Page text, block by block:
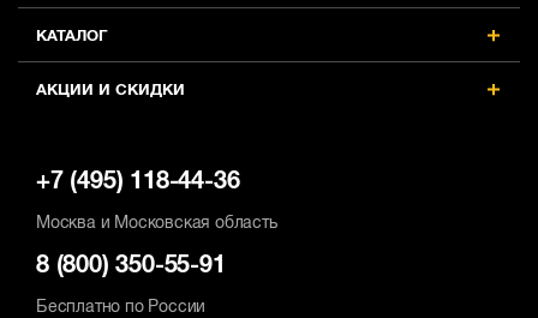
КАТАЛОГ
АКЦИИ И СКИДКИ
+7 (495) 118-44-36
Москва и Московская область
8 (800) 350-55-91
Бесплатно по России